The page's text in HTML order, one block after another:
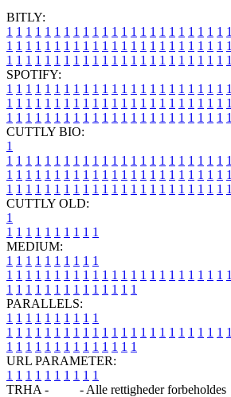
BITLY:
1 1 1 1 1 1 1 1 1 1 1 1 1 1 1 1 1 1 1 1 1 1 1 1
1 1 1 1 1 1 1 1 1 1 1 1 1 1 1 1 1 1 1 1 1 1 1 1
1 1 1 1 1 1 1 1 1 1 1 1 1 1 1 1 1 1 1 1 1 1 1 1
SPOTIFY:
1 1 1 1 1 1 1 1 1 1 1 1 1 1 1 1 1 1 1 1 1 1 1 1
1 1 1 1 1 1 1 1 1 1 1 1 1 1 1 1 1 1 1 1 1 1 1 1
1 1 1 1 1 1 1 1 1 1 1 1 1 1 1 1 1 1 1 1 1 1 1 1
CUTTLY BIO:
1
1 1 1 1 1 1 1 1 1 1 1 1 1 1 1 1 1 1 1 1 1 1 1 1
1 1 1 1 1 1 1 1 1 1 1 1 1 1 1 1 1 1 1 1 1 1 1 1
1 1 1 1 1 1 1 1 1 1 1 1 1 1 1 1 1 1 1 1 1 1 1 1
CUTTLY OLD:
1
1 1 1 1 1 1 1 1 1 1
MEDIUM:
1 1 1 1 1 1 1 1 1 1
1 1 1 1 1 1 1 1 1 1 1 1 1 1 1 1 1 1 1 1 1 1 1 1
1 1 1 1 1 1 1 1 1 1 1 1 1 1
PARALLELS:
1 1 1 1 1 1 1 1 1 1
1 1 1 1 1 1 1 1 1 1 1 1 1 1 1 1 1 1 1 1 1 1 1 1
1 1 1 1 1 1 1 1 1 1 1 1 1 1
URL PARAMETER:
1 1 1 1 1 1 1 1 1 1
TRHA -
- Alle rettigheder forbeholdes